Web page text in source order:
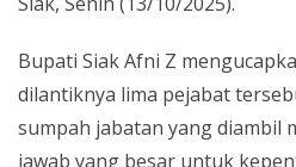
Bupati Siak Afni Z
dilantiknya lima pejabat
sumpah jabatan yang diambil
jawab yang besar untuk